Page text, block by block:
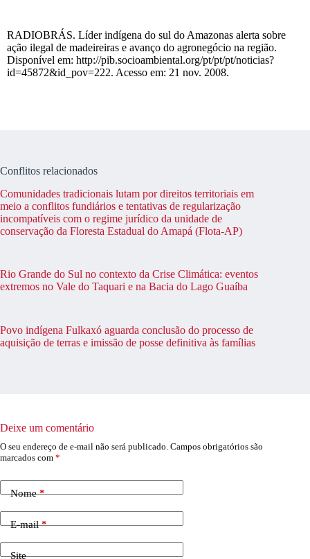
RADIOBRÁS. Líder indígena do sul do Amazonas alerta sobre
ação ilegal de madeireiras e avanço do agronegócio na região.
Disponível em: http://pib.socioambiental.org/pt/pt/pt/noticias?
id=45872&id_pov=222. Acesso em: 21 nov. 2008.
Conflitos relacionados
Comunidades tradicionais lutam por direitos territoriais em
meio a conflitos fundiários e tentativas de regularização
incompatíveis com o regime jurídico da unidade de
conservação da Floresta Estadual do Amapá (Flota-AP)
Rio Grande do Sul no contexto da Crise Climática: eventos
extremos no Vale do Taquari e na Bacia do Lago Guaíba
Povo indígena Fulkaxó aguarda conclusão do processo de
aquisição de terras e imissão de posse definitiva às famílias
Deixe um comentário
O seu endereço de e-mail não será publicado. Campos obrigatórios são
marcados com *
Nome*
E-mail*
Site